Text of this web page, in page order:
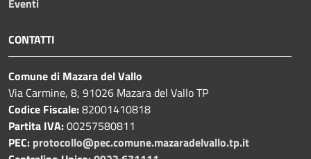
CONTATTI
Comune di Mazara del Vallo
Via Carmine, 8, 91026 Mazara del Vallo TP
Codice Fiscale:82001410818
Partita IVA:00257580811
PEC: protocollo@pec.comune.mazaradelvallo.tp.it